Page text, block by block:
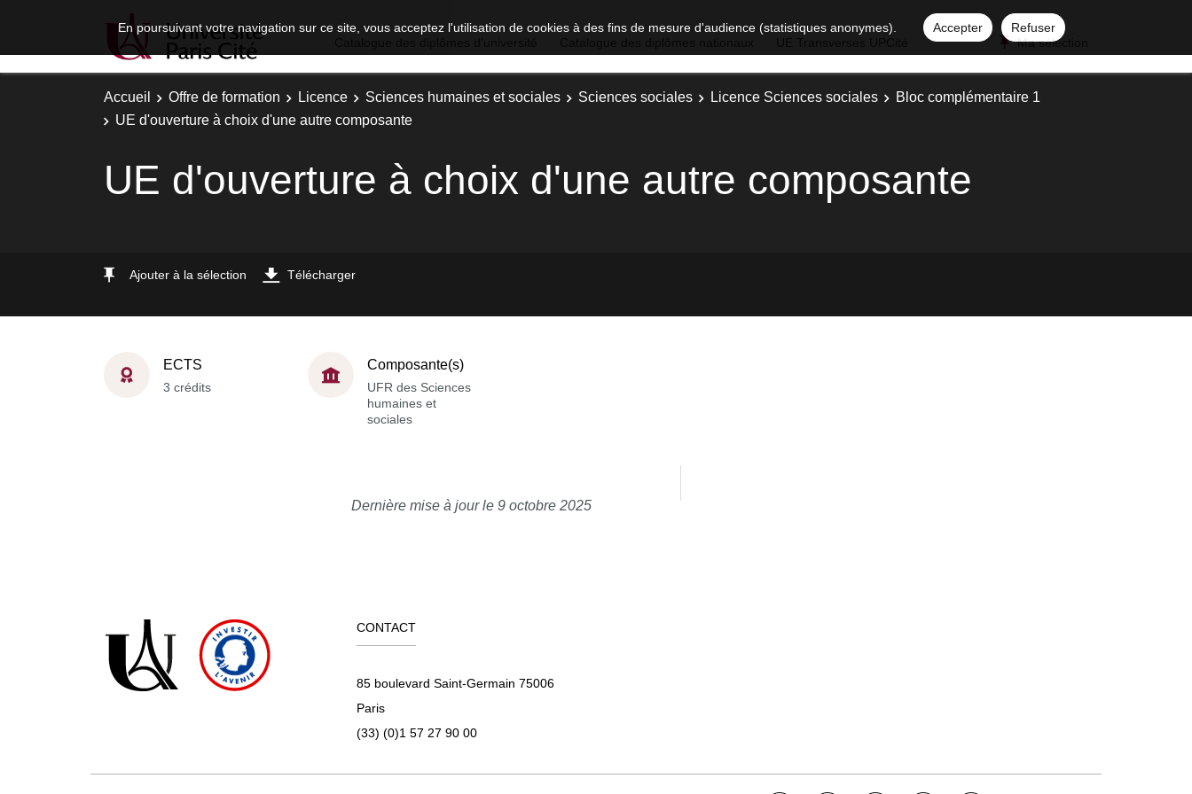
En poursuivant votre navigation sur ce site, vous acceptez l'utilisation de cookies à des fins de mesure d'audience (statistiques anonymes). Accepter
Refuser
Ma sélection
Accueil Offre de formation Licence Sciences humaines et sociales Sciences sociales Licence Sciences sociales
Bloc complémentaire 1
UE d'ouverture à choix d'une autre composante
UE d'ouverture à choix d'une autre composante
Ajouter à la sélection Télécharger
ECTS
3 crédits
Composante(s)
UFR des Sciences
humaines et
sociales
Dernière mise à jour le 9 octobre 2025
CONTACT
85 boulevard Saint-Germain 75006
Paris
(33) (0)1 57 27 90 00